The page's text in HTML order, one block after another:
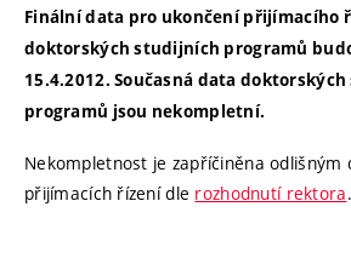
Finální data pro ukončení přijímacího
doktorských studijních programů
15.4.2012. Současná data
programů jsou nekompletní.
Nekompletnost je zapříčiněna odlišným
přijímacích řízení dle rozhodnutí rektora.